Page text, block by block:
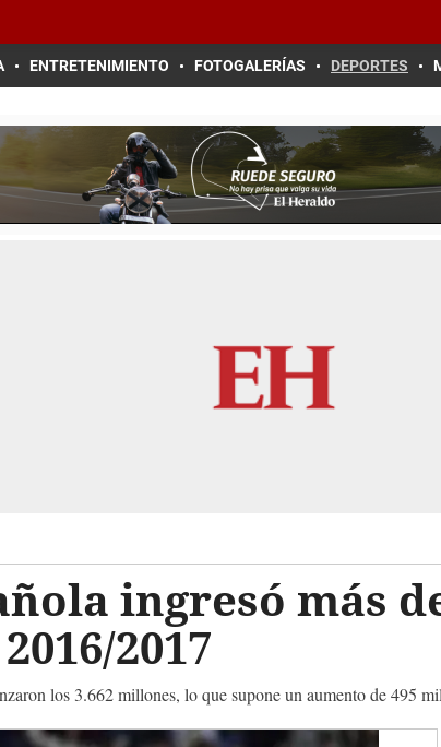
ENTRETENIMIENTO FOTOGALERÍAS DEPORTES
ingresó más
2017
los 3.662 millones, lo que supone un aumento de 495